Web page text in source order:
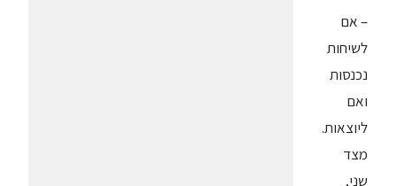
– אם
לשיחות
נכנסות
ואם
ליוצאות.
מצד
שני,